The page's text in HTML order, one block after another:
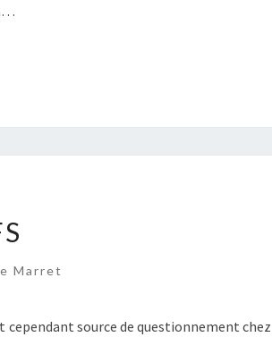
LA SUITE
Marret
source de questionnement chez